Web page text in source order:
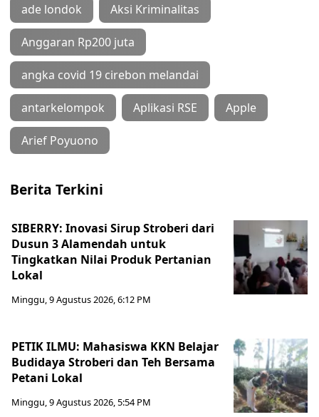
ade londok Aksi Kriminalitas
Anggaran Rp200 juta
angka covid 19 cirebon melandai
antarkelompok Aplikasi RSE Apple
Arief Poyuono
Berita Terkini
SIBERRY: Inovasi Sirup Stroberi dari
Dusun 3 Alamendah untuk
Tingkatkan Nilai Produk Pertanian
Lokal
Minggu, 9 Agustus 2026, 6:12 PM
PETIK ILMU: Mahasiswa KKN Belajar
Budidaya Stroberi dan Teh Bersama
Petani Lokal
Minggu, 9 Agustus 2026, 5:54 PM